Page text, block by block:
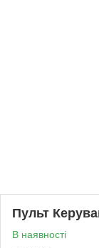
Пульт
В наявності